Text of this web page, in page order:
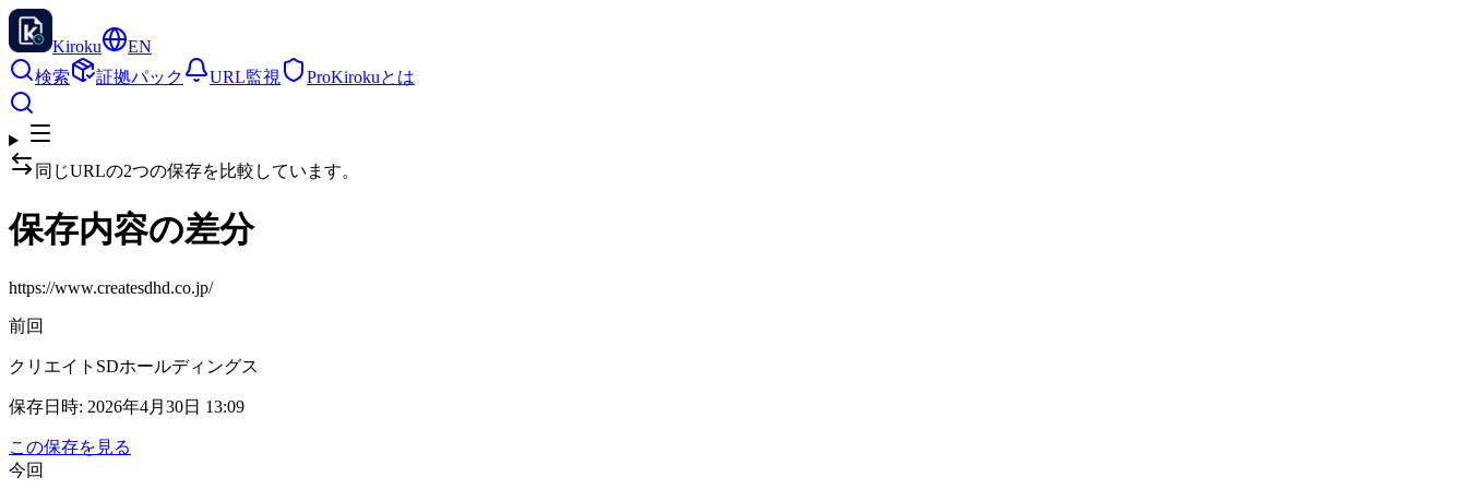
Kiroku
EN
検索
証拠パック URL監視 ProKirokuとは
同じURLの2つの保存を比較しています。
保存内容の差分
https://www.createsdhd.co.jp/
前回
クリエイトSDホールディングス
保存日時: 2026年4月30日 13:09
この保存を見る
今回